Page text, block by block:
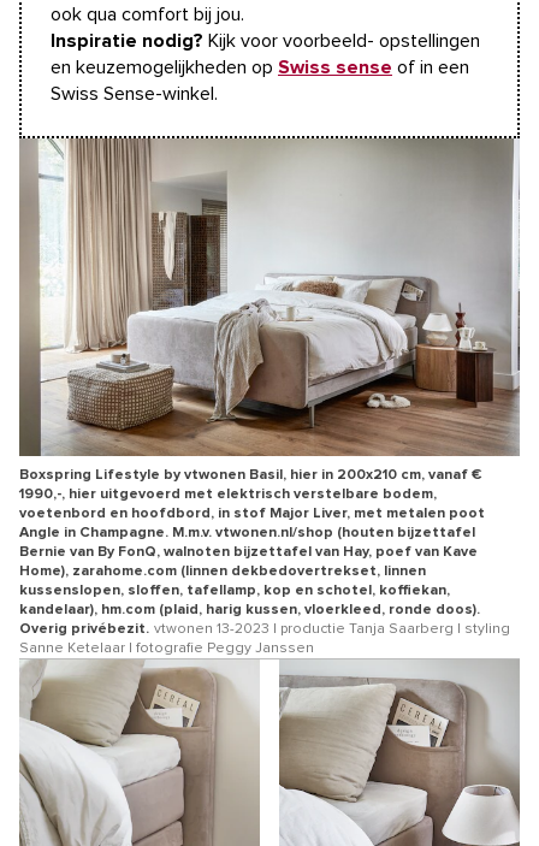
ook qua comfort bij jou.
Inspiratie nodig? Kijk voor voorbeeld- opstellingen
en keuzemogelijkheden op Swiss sense of in een
Swiss Sense-winkel.
Boxspring Lifestyle by vtwonen Basil, hier in 200x210 cm, vanaf €
1990,-, hier uitgevoerd met elektrisch verstelbare bodem,
voetenbord en hoofdbord, in stof Major Liver, met metalen poot
Angle in Champagne. M.m.v. vtwonen.nl/shop (houten bijzettafel
Bernie van By FonQ, walnoten bijzettafel van Hay, poef van Kave
Home), zarahome.com (linnen dekbedovertrekset, linnen
kussenslopen, sloffen, tafellamp, kop en schotel, koffiekan,
kandelaar), hm.com (plaid, harig kussen, vloerkleed, ronde doos).
Overig privébezit. vtwonen 13-2023 | productie Tanja Saarberg | styling
Sanne Ketelaar | fotografie Peggy Janssen